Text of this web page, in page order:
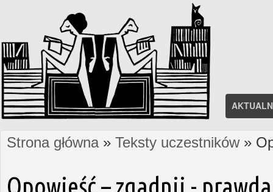
Jesteś tutaj
Strona główna» Teksty uczestników»
Opowieść – zgadnij - prawda